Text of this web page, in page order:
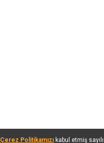
Çerez Politikamızı kabul etmiş